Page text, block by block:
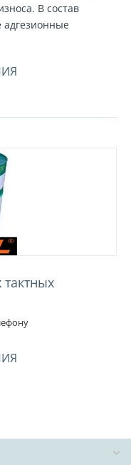
В состав
адгезионные